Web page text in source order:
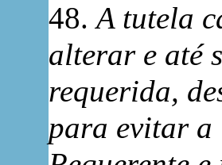
48.A tutela
alterar e até
requerida,
para evitar a